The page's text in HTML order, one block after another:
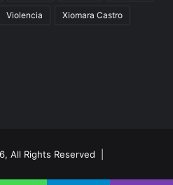
Violencia Xiomara Castro
All Rights Reserved |